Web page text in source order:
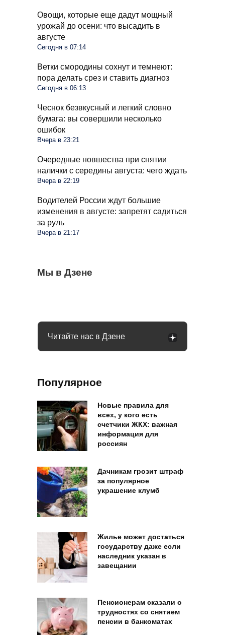
Овощи, которые еще дадут мощный
урожай до осени: что высадить в
августе
Сегодня в 07:14
Ветки смородины сохнут и темнеют:
пора делать срез и ставить диагноз
Сегодня в 06:13
Чеснок безвкусный и легкий словно
бумага: вы совершили несколько
ошибок
Вчера в 23:21
Очередные новшества при снятии
налички с середины августа: чего ждать
Вчера в 22:19
Водителей России ждут большие
изменения в августе: запретят садиться
за руль
Вчера в 21:17
Мы в Дзене
Все помидоры покрылись бурыми
пятнами в августе: причин много
Капустные кочаны рыхлые и не хотят
Весь лук сгнил через месяц после уборки:
Читайте нас в Дзене
Популярное
Новые правила для
всех, у кого есть
счетчики ЖКХ: важная
информация для
россиян
Дачникам грозит штраф
за популярное
украшение клумб
Жилье может достаться
государству даже если
наследник указан в
завещании
Пенсионерам сказали о
трудностях со снятием
пенсии в банкоматах